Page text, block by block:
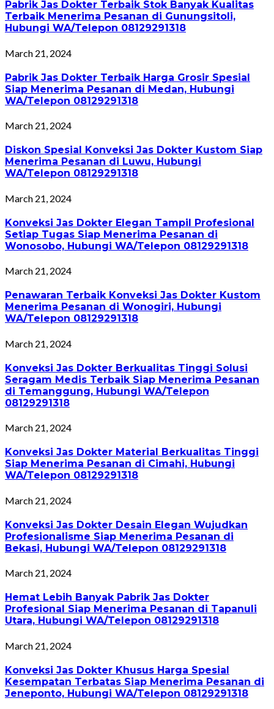
Pabrik Jas Dokter Terbaik Stok Banyak Kualitas
Terbaik Menerima Pesanan di Gunungsitoli,
Hubungi WA/Telepon 08129291318
March 21, 2024
Pabrik Jas Dokter Terbaik Harga Grosir Spesial
Siap Menerima Pesanan di Medan, Hubungi
WA/Telepon 08129291318
March 21, 2024
Diskon Spesial Konveksi Jas Dokter Kustom Siap
Menerima Pesanan di Luwu, Hubungi
WA/Telepon 08129291318
March 21, 2024
Konveksi Jas Dokter Elegan Tampil Profesional
Setiap Tugas Siap Menerima Pesanan di
Wonosobo, Hubungi WA/Telepon 08129291318
March 21, 2024
Penawaran Terbaik Konveksi Jas Dokter Kustom
Menerima Pesanan di Wonogiri, Hubungi
WA/Telepon 08129291318
March 21, 2024
Konveksi Jas Dokter Berkualitas Tinggi Solusi
Seragam Medis Terbaik Siap Menerima Pesanan
di Temanggung, Hubungi WA/Telepon
08129291318
March 21, 2024
Konveksi Jas Dokter Material Berkualitas Tinggi
Siap Menerima Pesanan di Cimahi, Hubungi
WA/Telepon 08129291318
March 21, 2024
Konveksi Jas Dokter Desain Elegan Wujudkan
Profesionalisme Siap Menerima Pesanan di
Bekasi, Hubungi WA/Telepon 08129291318
March 21, 2024
Hemat Lebih Banyak Pabrik Jas Dokter
Profesional Siap Menerima Pesanan di Tapanuli
Utara, Hubungi WA/Telepon 08129291318
March 21, 2024
Konveksi Jas Dokter Khusus Harga Spesial
Kesempatan Terbatas Siap Menerima Pesanan di
Jeneponto, Hubungi WA/Telepon 08129291318